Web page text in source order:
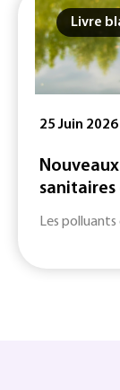
Livre
25 Juin 2026
Les